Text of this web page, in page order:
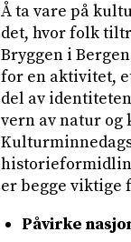
Å ta vare på
det, hvor folk
Bryggen i
for en aktivitet,
del av
vern av natur
er begge
Påvirke